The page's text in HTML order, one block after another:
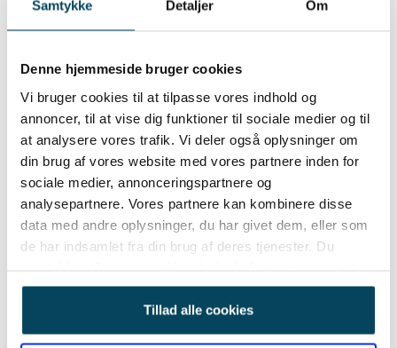
Samtykke Detaljer Om
Denne hjemmeside bruger cookies
Vi bruger cookies til at tilpasse vores indhold og
annoncer, til at vise dig funktioner til sociale medier og til
at analysere vores trafik. Vi deler også oplysninger om
din brug af vores website med vores partnere inden for
sociale medier, annonceringspartnere og
analysepartnere. Vores partnere kan kombinere disse
data med andre oplysninger, du har givet dem, eller som
de har indsamlet fra din brug af deres tjenester. Du
anvende vores hjemmeside.
Tillad alle cookies
Skræddersyet app design
Hos Diviso udvikler vi digitale løsninger, hvor
design og funktionalitet smelter sammen.
der styrker din virksomheds digitale identitet og
skaber engagement hos dine brugere.